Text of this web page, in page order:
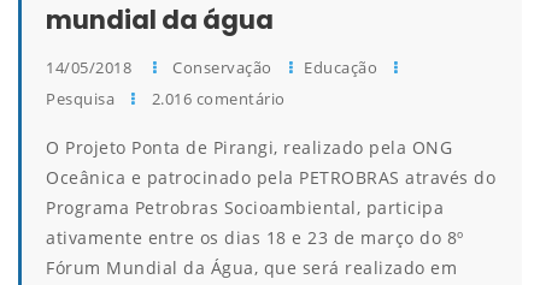
mundial da água
14/05/2018 Conservação
Educação
Pesquisa
2.016 comentário
O Projeto Ponta de Pirangi, realizado pela ONG
Oceânica e patrocinado pela PETROBRAS através do
Programa Petrobras Socioambiental, participa
ativamente entre os dias 18 e 23 de março do 8º
Fórum Mundial da Água, que será realizado em